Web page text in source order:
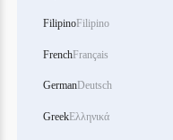
FilipinoFilipino
FrenchFrançais
GermanDeutsch
GreekΕλληνικά